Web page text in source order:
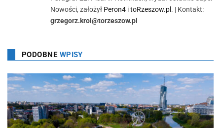
Nowości, założył Peron4 itoRzeszow.pl . | Kontakt:
grzegorz.krol@torzeszow.pl
PODOBNE WPISY